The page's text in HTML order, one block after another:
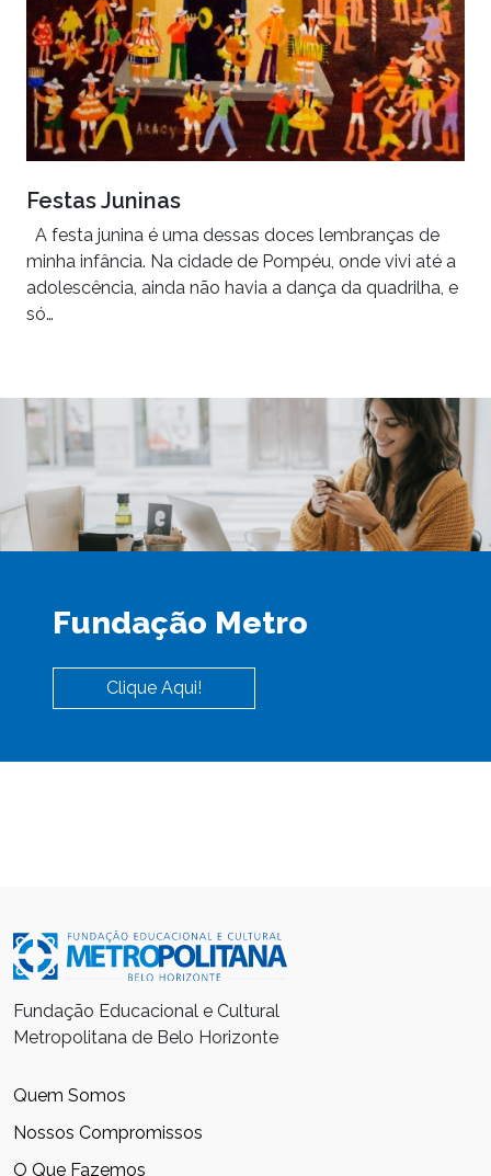
Festas Juninas
A festa junina é uma dessas doces lembranças de
minha infância. Na cidade de Pompéu, onde vivi até a
adolescência, ainda não havia a dança da quadrilha, e
só…
Fundação Metro
Clique Aqui!
Fundação Educacional e Cultural
Metropolitana de Belo Horizonte
Quem Somos
Nossos Compromissos
O Que Fazemos